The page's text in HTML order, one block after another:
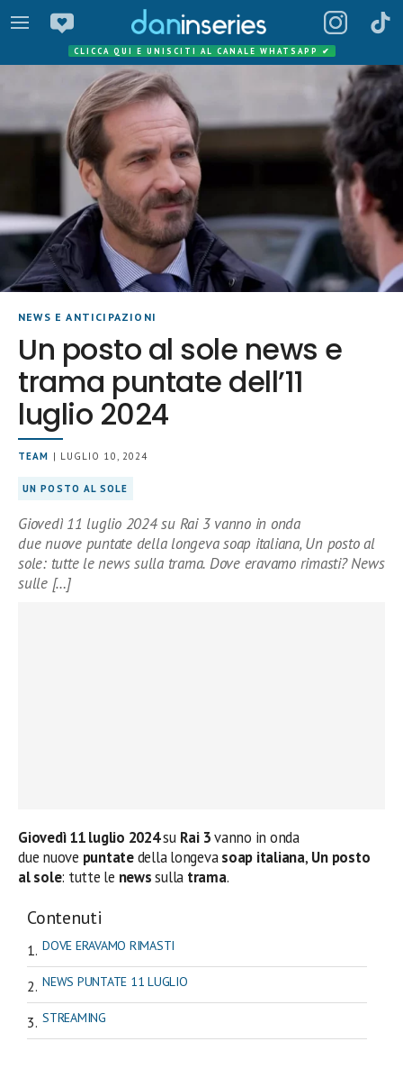
CLICCA QUI E UNISCITI AL CANALE WHATSAPP ✔
NEWS E ANTICIPAZIONI
Un posto al sole news e
trama puntate dell’11
luglio 2024
TEAM | LUGLIO 10, 2024
UN POSTO AL SOLE
Giovedì 11 luglio 2024 su Rai 3 vanno in onda
due nuove puntate della longeva soap italiana, Un posto al
sole: tutte le news sulla trama. Dove eravamo rimasti? News
sulle […]
Giovedì 11 luglio 2024su Rai 3vanno in onda
due nuove puntatedella longevasoap italiana, Un posto
al sole: tutte le newssulla trama.
Contenuti
DOVE ERAVAMO RIMASTI
NEWS PUNTATE 11 LUGLIO
STREAMING